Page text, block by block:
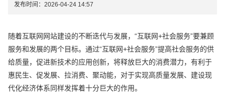
发布时间：2026-04-24 14:57
随着互联网网站建设的不断迭代与发展，“互联网+社会服务”要兼顾
服务和发展的两个目标。通过“互联网+社会服务”提高社会服务的供
给质量，促进新技术的应用创新，将释放巨大的消费潜力，有利于
惠民生、促发展、拉消费、聚动能，对于实现高质量发展、建设现
代化经济体系同样发挥着十分巨大的作用。